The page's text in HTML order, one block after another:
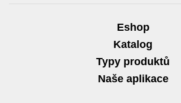
Eshop
Katalog
Typy produktů
Naše aplikace